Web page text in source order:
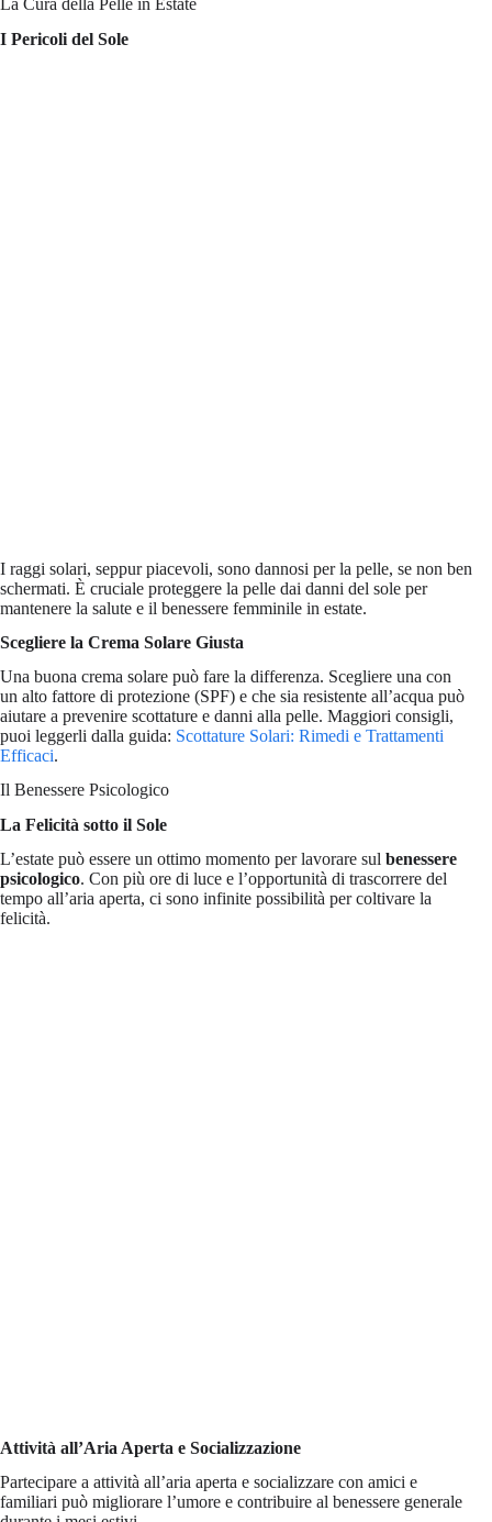
I Pericoli del Sole
I raggi solari, seppur piacevoli, sono dannosi per la pelle, se non ben
schermati. È cruciale proteggere la pelle dai danni del sole per
mantenere la salute e il benessere femminile in estate.
Scegliere la Crema Solare Giusta
Una buona crema solare può fare la differenza. Scegliere una con
un alto fattore di protezione (SPF) e che sia resistente all’acqua può
aiutare a prevenire scottature e danni alla pelle. Maggiori consigli,
puoi leggerli dalla guida: Scottature Solari: Rimedi e Trattamenti
Efficaci.
Il Benessere Psicologico
La Felicità sotto il Sole
L’estate può essere un ottimo momento per lavorare sul benessere
psicologico. Con più ore di luce e l’opportunità di trascorrere del
tempo all’aria aperta, ci sono infinite possibilità per coltivare la
felicità.
Attività all’Aria Aperta e Socializzazione
Partecipare a attività all’aria aperta e socializzare con amici e
familiari può migliorare l’umore e contribuire al benessere generale